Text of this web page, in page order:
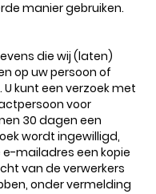
manier gebruiken.
die wij (laten)
op uw persoon of
kunt een verzoek met
voor
30 dagen een
wordt ingewilligd,
e-mailadres een kopie
van de verwerkers
onder vermelding